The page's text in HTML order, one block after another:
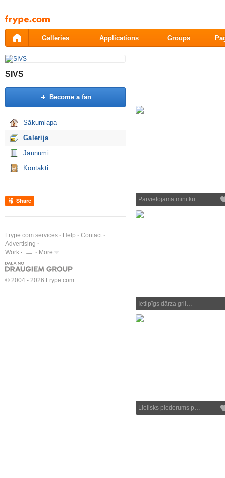
Pāriet
uz
saturu
Galleries Applications Groups
SIVS
Become a fan
Sākumlapa
Galerija
Jaunumi
Kontakti
Share
Frype.com services Help
Contact
Advertising
Work
More
© 2004 - 2026 Frype.com
Pārvietojama mini kū…
Ietilpīgs dārza gril…
Lielisks piederums p…